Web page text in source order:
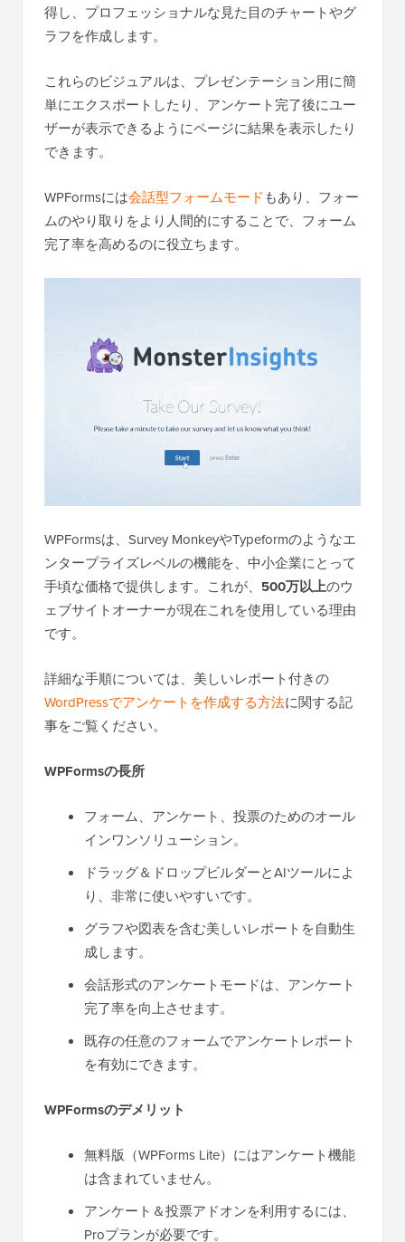
得し、プロフェッショナルな見た目のチャートやグ
ラフを作成します。
これらのビジュアルは、プレゼンテーション用に簡
単にエクスポートしたり、アンケート完了後にユー
ザーが表示できるようにページに結果を表示したり
できます。
WPFormsには会話型フォームモード もあり、フォー
ムのやり取りをより人間的にすることで、フォーム
完了率を高めるのに役立ちます。
WPFormsは、Survey MonkeyやTypeformのようなエ
ンタープライズレベルの機能を、中小企業にとって
手頃な価格で提供します。これが、 500万以上のウ
ェブサイトオーナーが現在これを使用している理由
です。
詳細な手順については、美しいレポート付きの
WordPressでアンケートを作成する方法に関する記
事をご覧ください。
WPFormsの長所
フォーム、アンケート、投票のためのオール
インワンソリューション。
ドラッグ＆ドロップビルダーとAIツールによ
り、非常に使いやすいです。
グラフや図表を含む美しいレポートを自動生
成します。
会話形式のアンケートモードは、アンケート
完了率を向上させます。
既存の任意のフォームでアンケートレポート
を有効にできます。
WPFormsのデメリット
無料版（WPForms Lite）にはアンケート機能
は含まれていません。
アンケート＆投票アドオンを利用するには、
Proプランが必要です。